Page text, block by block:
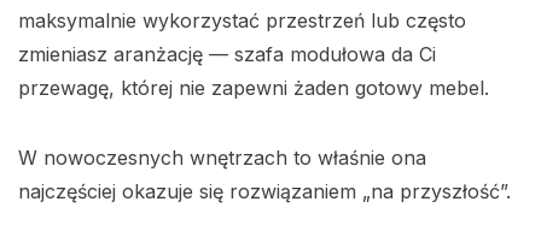
maksymalnie wykorzystać przestrzeń lub często
zmieniasz aranżację — szafa modułowa da Ci
przewagę, której nie zapewni żaden gotowy mebel.
W nowoczesnych wnętrzach to właśnie ona
najczęściej okazuje się rozwiązaniem „na przyszłość”.